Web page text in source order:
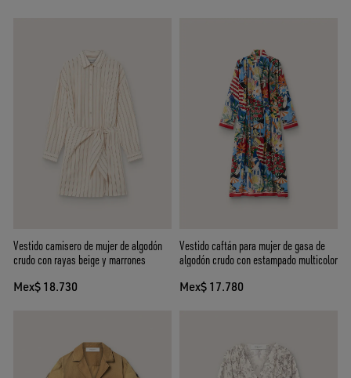
Vestido camisero de mujer de algodón
crudo con rayas beige y marrones
Mex$ 18.730
Vestido caftán para mujer de gasa de
algodón crudo con estampado multicolor
Mex$ 17.780